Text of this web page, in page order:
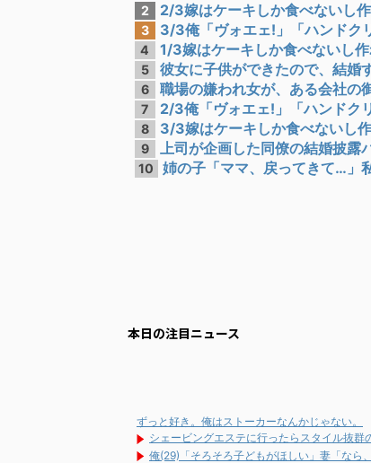
2 2/3嫁はケーキしか食べないし
3 3/3俺「ヴォエェ!」「ハンドク
4 1/3嫁はケーキしか食べないし
5 彼女に子供ができたので、結婚
6 職場の嫌われ女が、ある会社の
7 2/3俺「ヴォエェ!」「ハンドク
8 3/3嫁はケーキしか食べないし
9 上司が企画した同僚の結婚披露
10 姉の子「ママ、戻ってきて…」
本日の注目ニュース
ずっと好き。俺はストーカーなんかじゃない。
シェービングエステに行ったらスタイル抜
俺(29)「そろそろ子どもがほしい」妻「なら